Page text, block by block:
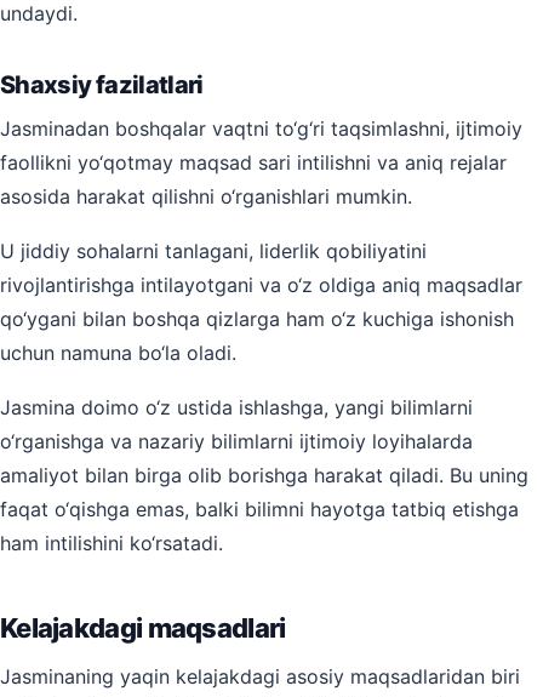
undaydi.
Shaxsiy fazilatlari
Jasminadan boshqalar vaqtni to‘g‘ri taqsimlashni, ijtimoiy
faollikni yo‘qotmay maqsad sari intilishni va aniq rejalar
asosida harakat qilishni o‘rganishlari mumkin.
U jiddiy sohalarni tanlagani, liderlik qobiliyatini
rivojlantirishga intilayotgani va o‘z oldiga aniq maqsadlar
qo‘ygani bilan boshqa qizlarga ham o‘z kuchiga ishonish
uchun namuna bo‘la oladi.
Jasmina doimo o‘z ustida ishlashga, yangi bilimlarni
o‘rganishga va nazariy bilimlarni ijtimoiy loyihalarda
amaliyot bilan birga olib borishga harakat qiladi. Bu uning
faqat o‘qishga emas, balki bilimni hayotga tatbiq etishga
ham intilishini ko‘rsatadi.
Kelajakdagi maqsadlari
Jasminaning yaqin kelajakdagi asosiy maqsadlaridan biri